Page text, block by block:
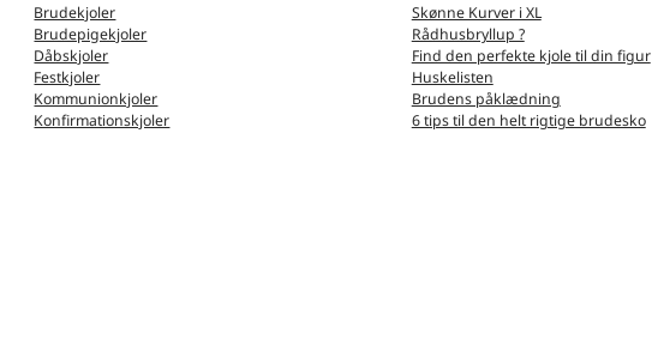
Brudekjoler
Brudepigekjoler
Dåbskjoler
Festkjoler
Kommunionkjoler
Konfirmationskjoler
Skønne Kurver i XL
Rådhusbryllup ?
Find den perfekte kjole til din figur
Huskelisten
Brudens påklædning
6 tips til den helt rigtige brudesko